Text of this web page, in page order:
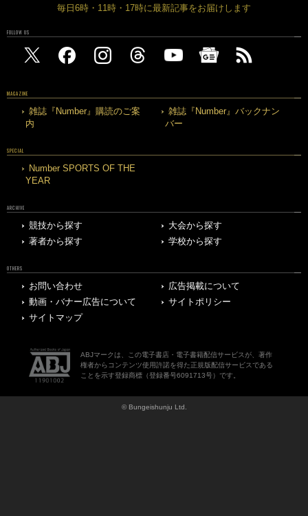
毎日6時・11時・17時に最新記事をお届けします
FOLLOW US
MAGAZINE
雑誌『Number』購読のご案
内
雑誌『Number』バックナン
バー
SPECIAL
Number SPORTS OF THE
YEAR
ARCHIVE
競技から探す
大会から探す
著者から探す
学校から探す
OTHERS
お問い合わせ
広告掲載について
動画・バナー広告について
サイトポリシー
サイトマップ
ABJマークは、この電子書店・電子書籍配信サービスが、著作
権者からコンテンツ使用許諾を得た正規版配信サービスである
ことを示す登録商標（登録番号6091713号）です。
© Bungeishunju Ltd.